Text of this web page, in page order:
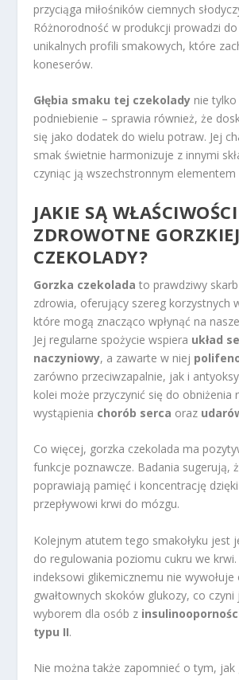
przyciąga miłośników ciemnych
Różnorodność w produkcji prowadzi
unikalnych profili smakowych, które
koneserów.
Głębia smaku tej czekolady nie
podniebienie – sprawia również, że
się jako dodatek do wielu potraw. Jej
smak świetnie harmonizuje z innymi
czyniąc ją wszechstronnym elementem
JAKIE SĄ WŁAŚCIWOŚCI
ZDROWOTNE GORZKIEJ
CZEKOLADY?
Gorzka czekolada to prawdziwy
zdrowia, oferujący szereg korzystnych
które mogą znacząco wpłynąć na
Jej regularne spożycie wspiera układ
naczyniowy, a zawarte w niej
zarówno przeciwzapalnie, jak i
kolei może przyczynić się do obniżenia
wystąpienia chorób serca oraz
Co więcej, gorzka czekolada ma
funkcje poznawcze. Badania sugerują,
poprawiają pamięć i koncentrację
przepływowi krwi do mózgu.
Kolejnym atutem tego smakołyku jest
do regulowania poziomu cukru we
indeksowi glikemicznemu nie wywołuje
gwałtownych skoków glukozy, co
wyborem dla osób z
typu II.
Nie można także zapomnieć o tym, jak